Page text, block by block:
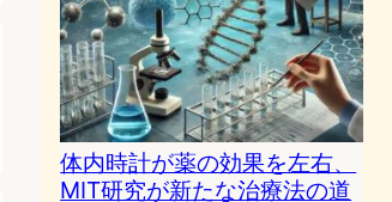
体内時計が薬の効果を左右、
MIT研究が新たな治療法の道